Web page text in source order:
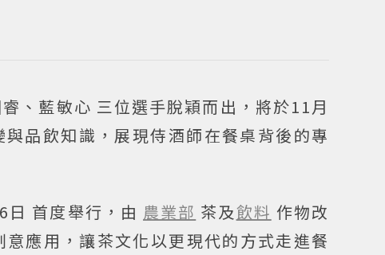
、藍敏心 三位選手脫穎而出，將於11月
品飲知識，展現侍酒師在餐桌背後的專
首度舉行，由 農業部 茶及飲料 作物改
應用，讓茶文化以更現代的方式走進餐